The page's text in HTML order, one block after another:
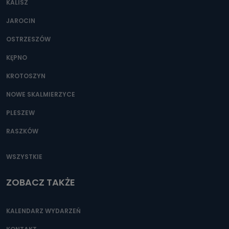
Można to zrobić pod numerem telefonu 62 735-51-05 lub
KALISZ
JAROCIN
OSTRZESZÓW
KĘPNO
KROTOSZYN
NOWE SKALMIERZYCE
PLESZEW
RASZKÓW
WSZYSTKIE
ZOBACZ TAKŻE
KALENDARZ WYDARZEŃ